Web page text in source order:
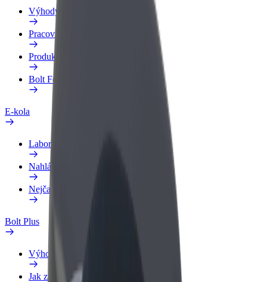
Výhody
Pracovní profil
Produkty
Bolt Food pro Business
E-kola
Laboratoř bezpečnosti
Nahlásit problém
Nejčastější otázky
Bolt Plus
Výhody
Jak získat členství